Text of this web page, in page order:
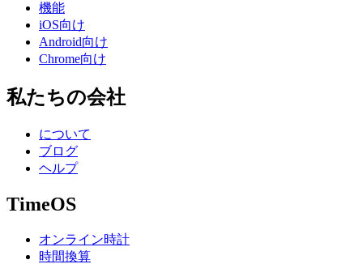
機能
iOS向け
Android向け
Chrome向け
私たちの会社
について
ブログ
ヘルプ
TimeOS
オンライン時計
時間換算